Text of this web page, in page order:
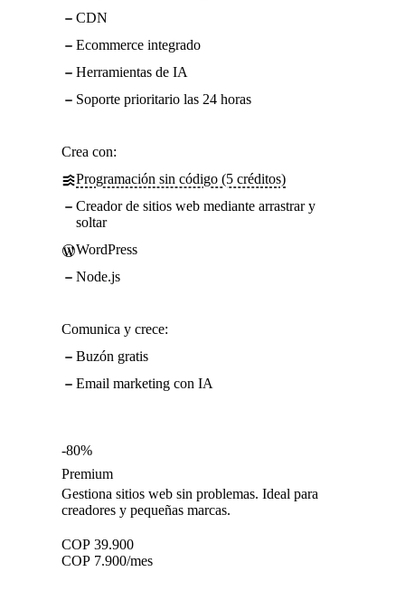
CDN
Ecommerce integrado
Herramientas de IA
Soporte prioritario las 24 horas
Crea con:
Programación sin código (5 créditos)
Creador de sitios web mediante arrastrar y
soltar
WordPress
Node.js
Comunica y crece:
Buzón gratis
Email marketing con IA
-80%
Premium
Gestiona sitios web sin problemas. Ideal para
creadores y pequeñas marcas.
COP 39.900
COP 7.900/mes